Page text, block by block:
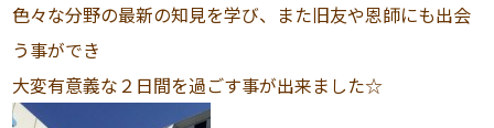
色々な分野の最新の知見を学び、また旧友や恩師にも出会
う事ができ
大変有意義な２日間を過ごす事が出来ました☆